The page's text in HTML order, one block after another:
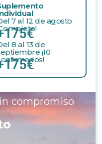
7 al 12 de agosto
8 al 13 de
¡10
compromiso